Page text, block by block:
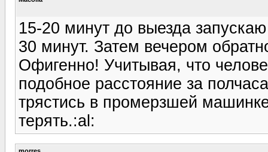
15-20 минут до выезда
30 минут. Затем вечером
Офигенно! Учитывая, что
подобное расстояние за
трястись в промерзшей
терять.:al: